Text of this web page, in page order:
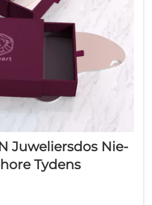
Juweliersdos Nie-
Tydens